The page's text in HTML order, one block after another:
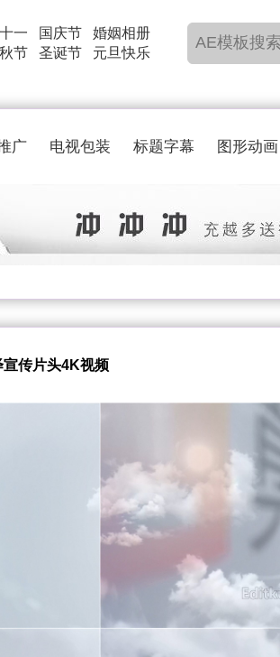
一
节
国庆节
圣诞节
婚姻相册
元旦快乐
广 电视包装 标题字幕 图形动画
传片头4K视频